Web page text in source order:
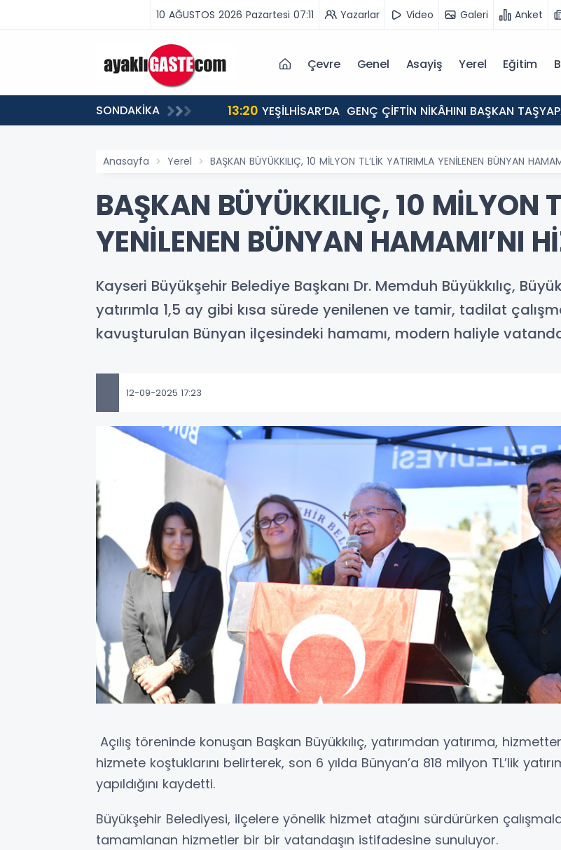
10 AĞUSTOS 2026 Pazartesi 07:11 Yazarlar Video Galeri Anket
Çevre Genel Asayiş Yerel Eğitim
SONDAKİKA
TAM DESTEK 13:20 YEŞİLHİSAR’DA GENÇ ÇİFTİN NİKÂHINI BAŞKAN
Anasayfa Yerel BAŞKAN BÜYÜKKILIÇ, 10 MİLYON TL’LİK YATIRIMLA YENİLENEN BÜNYAN
BAŞKAN BÜYÜKKILIÇ, 10 MİLYON
YENİLENEN BÜNYAN HAMAMI’NI
Kayseri Büyükşehir Belediye Başkanı Dr. Memduh Büyükkılıç,
yatırımla 1,5 ay gibi kısa sürede yenilenen ve tamir, tadilat
kavuşturulan Bünyan ilçesindeki hamamı, modern haliyle
12-09-2025 17:23
Açılış töreninde konuşan Başkan Büyükkılıç, yatırımdan yatırıma,
hizmete koştuklarını belirterek, son 6 yılda Bünyan’a 818 milyon TL’lik
yapıldığını kaydetti.
Büyükşehir Belediyesi, ilçelere yönelik hizmet atağını sürdürürken
tamamlanan hizmetler bir bir vatandaşın istifadesine sunuluyor.